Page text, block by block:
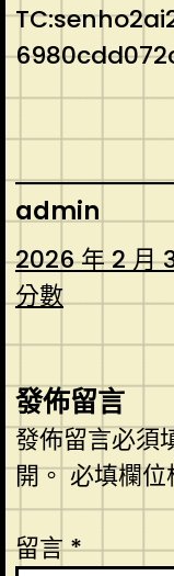
admin
2026 年 2 月
分數
發佈留言
發佈留言必須
開。必填欄
留言*